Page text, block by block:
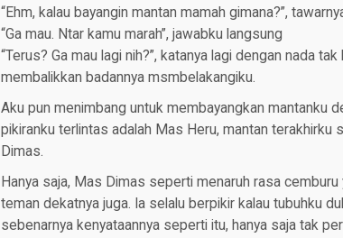
“Ehm, kalau bayangin mantan mamah gimana?”,
“Ga mau. Ntar kamu marah”, jawabku langsung
“Terus? Ga mau lagi nih?”, katanya lagi dengan nada
membalikkan badannya msmbelakangiku.
Aku pun menimbang untuk membayangkan mantanku
pikiranku terlintas adalah Mas Heru, mantan terakhirku
Dimas.
Hanya saja, Mas Dimas seperti menaruh rasa
teman dekatnya juga. Ia selalu berpikir kalau tubuhku
sebenarnya kenyataannya seperti itu, hanya saja tak